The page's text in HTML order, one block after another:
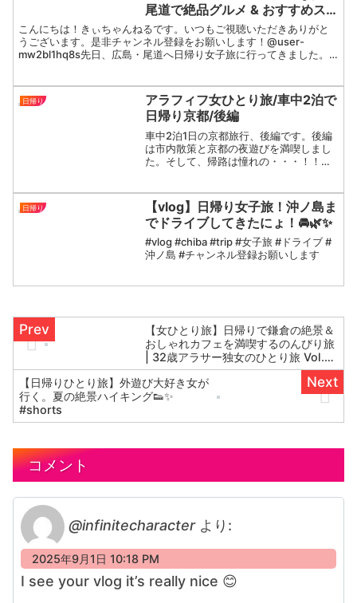
尾道で絶品グルメ & おすすめス
ポットで満喫
こんにちは！きぃちゃんねるです。いつもご視聴いただきありがと
うございます。是非チャンネル登録をお願いします！@user-
mw2bl1hq8s先日、広島・尾道へ日帰り女子旅に行ってきました。
日帰り
アラフィフ女ひとり旅/車中2泊で
日帰り京都/後編
車中2泊1日の京都旅行、後編です。後編
は市内散策と京都の夜遊びを満喫しまし
た。そして、帰路は憧れの・・・！！！
にもありません笑前編はこちら◼️アラフ
ィフ女ひとり旅/...
日帰り
【vlog】日帰り女子旅！沖ノ島ま
でドライブしてきたにょ！🚘🌿✨
#vlog #chiba #trip #女子旅 #ドライブ #
沖ノ島 #チャンネル登録お願いします
【女ひとり旅】日帰りで鎌倉の絶景＆
おしゃれカフェを満喫するのんびり旅
| 32歳アラサー独女のひとり旅 Vol.5
#ひとり旅 #金沢旅行 #女ひとり旅 #
アラサー独身女
【日帰りひとり旅】外遊び大好き女が
行く。夏の絶景ハイキング👟✨
#shorts
コメント
@infinitecharacter より:
2025年9月1日 10:18 PM
I see your vlog it’s really nice 😊